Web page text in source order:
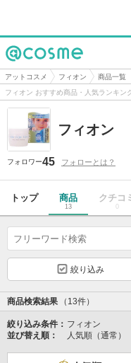
@cosme
アットコスメ フィオン
商品一覧
フィオン おすすめ商品・人気ランキン
フィオン
フォロワー45 フォローとは？
トップ 商品
13
クチコ
0
絞り込み
商品検索結果 （13件）
絞り込み条件： フィオン
並び替え順：
人気順（通常）